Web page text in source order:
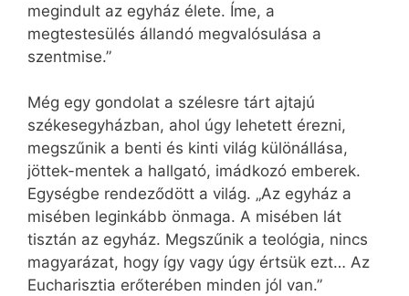
megindult az egyház élete. Íme, a
megtestesülés állandó megvalósulása a
szentmise.”
Még egy gondolat a szélesre tárt ajtajú
székesegyházban, ahol úgy lehetett érezni,
megszűnik a benti és kinti világ különállása,
jöttek-mentek a hallgató, imádkozó emberek.
Egységbe rendeződött a világ. „Az egyház a
misében leginkább önmaga. A misében lát
tisztán az egyház. Megszűnik a teológia, nincs
magyarázat, hogy így vagy úgy értsük ezt… Az
Eucharisztia erőterében minden jól van.”